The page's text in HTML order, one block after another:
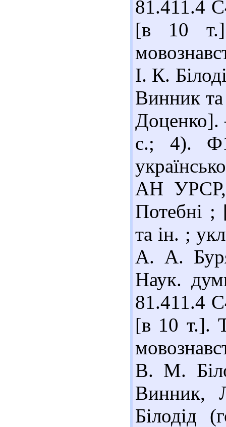
81.411.4
[в 10
І. К.
Винник
Доценко].
с.; 4).
АН УРСР,
Потебні ;
та ін. ;
А. А.
Наук.
81.411.4
[в 10 т.].
В. М.
Винник,
Білодід